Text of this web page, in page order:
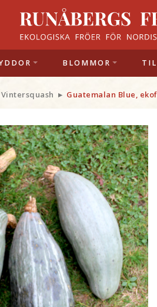
BLOMMOR
Vintersquash Guatemalan Blue,